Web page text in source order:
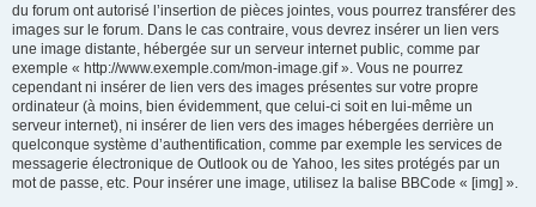
du forum ont autorisé l’insertion de pièces jointes, vous pourrez transférer des
images sur le forum. Dans le cas contraire, vous devrez insérer un lien vers
une image distante, hébergée sur un serveur internet public, comme par
exemple « http://www.exemple.com/mon-image.gif ». Vous ne pourrez
cependant ni insérer de lien vers des images présentes sur votre propre
ordinateur (à moins, bien évidemment, que celui-ci soit en lui-même un
serveur internet), ni insérer de lien vers des images hébergées derrière un
quelconque système d’authentification, comme par exemple les services de
messagerie électronique de Outlook ou de Yahoo, les sites protégés par un
mot de passe, etc. Pour insérer une image, utilisez la balise BBCode « [img] ».